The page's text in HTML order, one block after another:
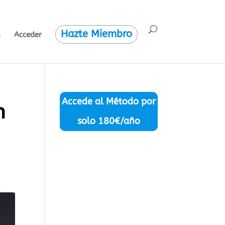
Acceder Hazte Miembro
Accede al Método por
solo 180€/año